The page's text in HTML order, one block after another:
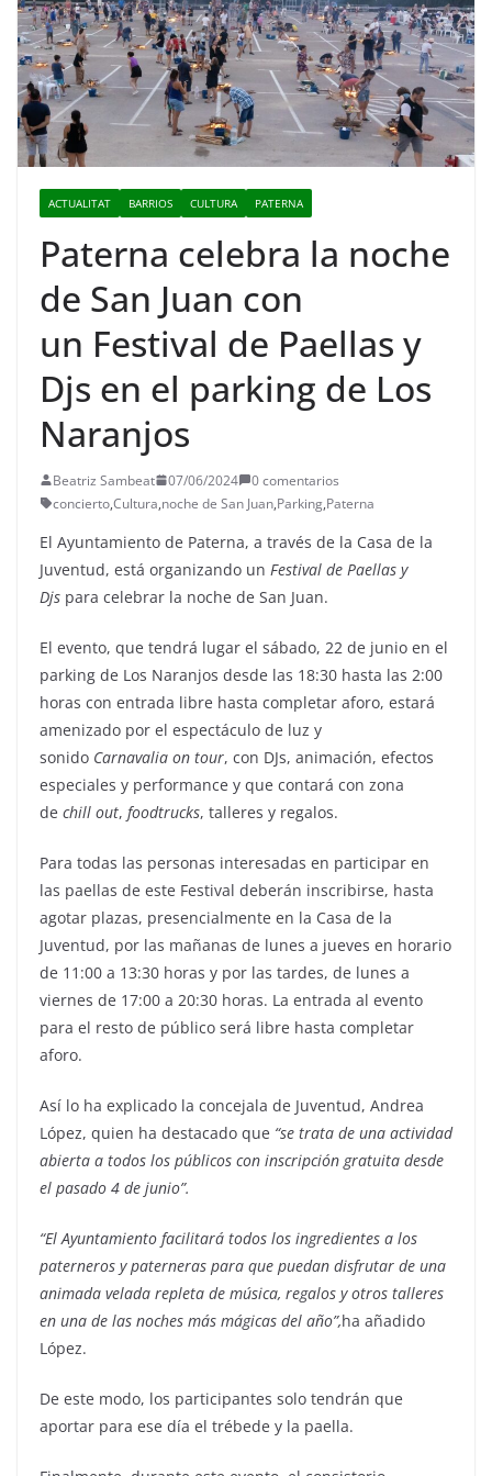
ACTUALITAT BARRIOS CULTURA PATERNA
Paterna celebra la noche
de San Juan con
un Festival de Paellas y
Djs en el parking de Los
Naranjos
Beatriz Sambeat 07/06/2024
0 comentarios
concierto,Cultura,noche de San Juan,Parking,Paterna
El Ayuntamiento de Paterna, a través de la Casa de la
Juventud, está organizando un Festival de Paellas y
Djs para celebrar la noche de San Juan.
El evento, que tendrá lugar el sábado, 22 de junio en el
parking de Los Naranjos desde las 18:30 hasta las 2:00
horas con entrada libre hasta completar aforo, estará
amenizado por el espectáculo de luz y
sonido Carnavalia on tour, con DJs, animación, efectos
especiales y performance y que contará con zona
de chill out, foodtrucks, talleres y regalos.
Para todas las personas interesadas en participar en
las paellas de este Festival deberán inscribirse, hasta
agotar plazas, presencialmente en la Casa de la
Juventud, por las mañanas de lunes a jueves en horario
de 11:00 a 13:30 horas y por las tardes, de lunes a
viernes de 17:00 a 20:30 horas. La entrada al evento
para el resto de público será libre hasta completar
aforo.
Así lo ha explicado la concejala de Juventud, Andrea
López, quien ha destacado que “se trata de una actividad
abierta a todos los públicos con inscripción gratuita desde
el pasado 4 de junio”.
“El Ayuntamiento facilitará todos los ingredientes a los
paterneros y paterneras para que puedan disfrutar de una
animada velada repleta de música, regalos y otros talleres
en una de las noches más mágicas del año”,ha añadido
López.
De este modo, los participantes solo tendrán que
aportar para ese día el trébede y la paella.